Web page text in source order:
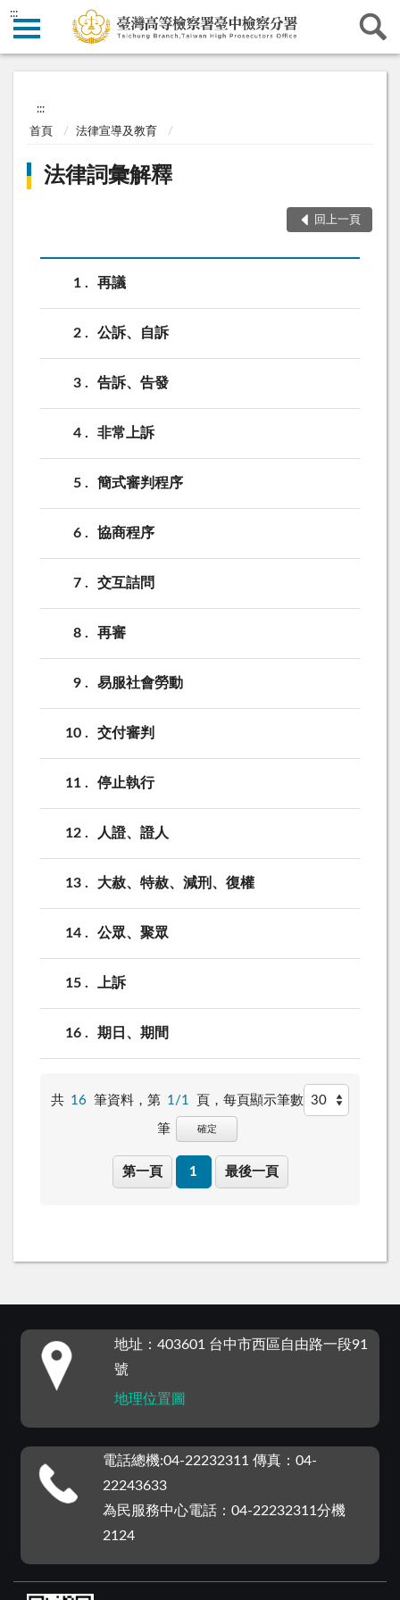
:::
:::
首頁 法律宣導及教育
法律詞彙解釋
回上一頁
1 再議
2 公訴、自訴
3 告訴、告發
4 非常上訴
5 簡式審判程序
6 協商程序
7 交互詰問
8 再審
9 易服社會勞動
10 交付審判
11 停止執行
12 人證、證人
13 大赦、特赦、減刑、復權
14 公眾、聚眾
15 上訴
16 期日、期間
共 16 筆資料，第 1/1 頁， 每頁顯示筆數
筆 確定
第一頁 1 最後一頁
地址：403601 台中市西區自由路一段91
號
地理位置圖
電話總機:04-22232311 傳真：04-
22243633
為民服務中心電話：04-22232311分機
2124